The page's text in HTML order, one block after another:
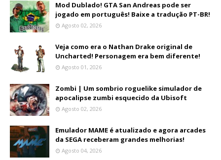
Mod Dublado! GTA San Andreas pode ser
jogado em português! Baixe a tradução PT-BR!
Agosto 02, 2026
Veja como era o Nathan Drake original de
Uncharted! Personagem era bem diferente!
Agosto 01, 2026
Zombi | Um sombrio roguelike simulador de
apocalipse zumbi esquecido da Ubisoft
Agosto 02, 2026
Emulador MAME é atualizado e agora arcades
da SEGA receberam grandes melhorias!
Agosto 04, 2026